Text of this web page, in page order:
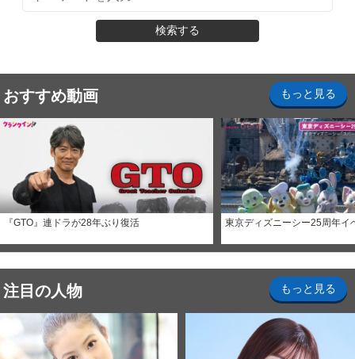
検索する
おすすめ動画 もっと見る
『GTO』連ドラが28年ぶり復活 東京ディズニーシー25周年イ
注目の人物 もっと見る